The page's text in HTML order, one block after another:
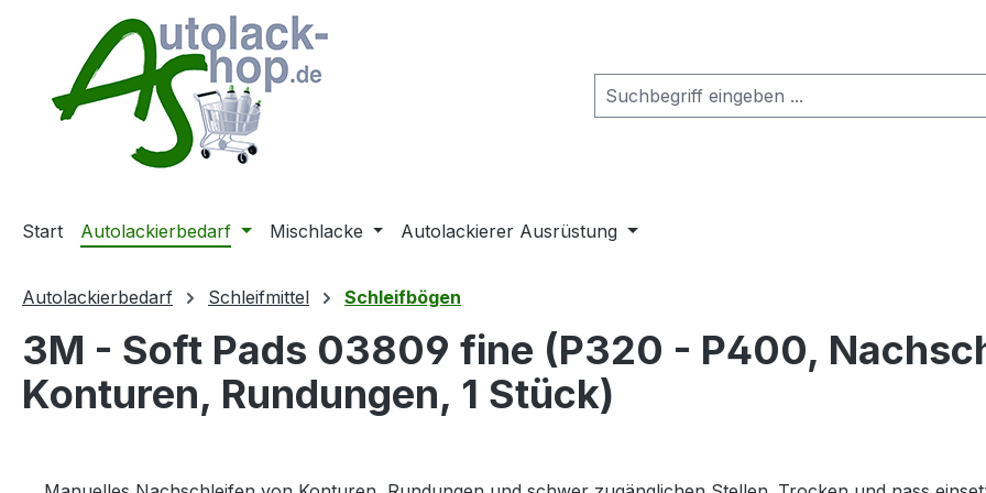
Hauptinhalt springen
Zur Suche springen
Zur Hauptnavigation springen
Start Autolackierbedarf Mischlacke Autolackierer Ausrüstung
Autolackierbedarf Schleifmittel Schleifbögen
3M - Soft Pads 03809 fine (P320 - P400,
Konturen, Rundungen, 1 Stück)